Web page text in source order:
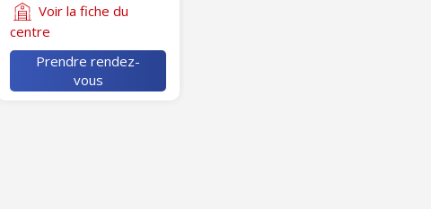
Voir la fiche du
centre
Prendre rendez-
vous